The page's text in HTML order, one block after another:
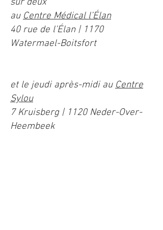
auCentre Médical l’Élan
40 rue de l’Élan | 1170
Watermael-Boitsfort
et le jeudi après-midi auCentre
Sylou
7 Kruisberg | 1120 Neder-Over-
Heembeek